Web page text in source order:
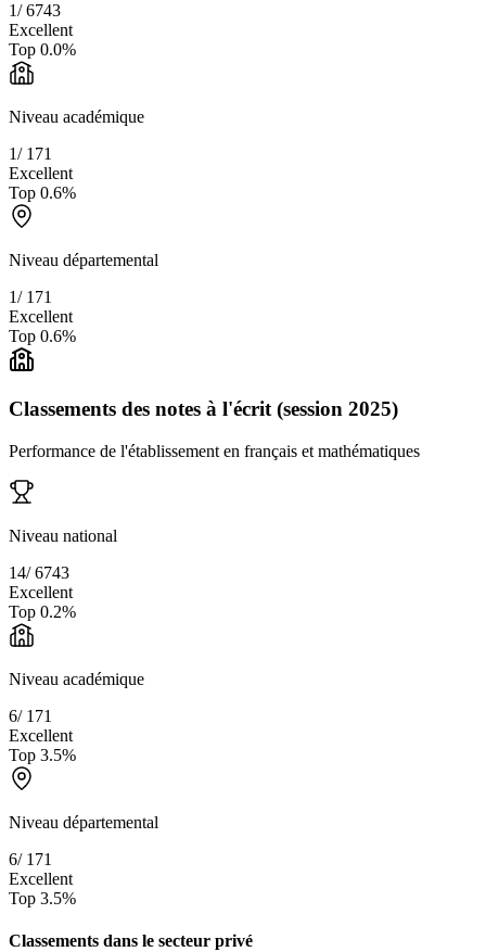
1/6743
Excellent
Top 0.0%
Niveau académique
1/ 171
Excellent
Top 0.6%
Niveau départemental
1/ 171
Excellent
Top 0.6%
Classements des notes à l'écrit (session 2025)
Performance de l'établissement en français et mathématiques
Niveau national
14/6743
Excellent
Top 0.2%
Niveau académique
6/ 171
Excellent
Top 3.5%
Niveau départemental
6/ 171
Excellent
Top 3.5%
Classements dans le secteur privé